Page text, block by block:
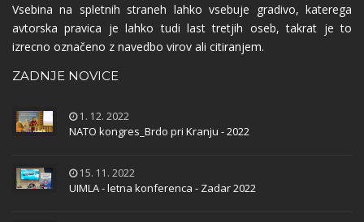
Vsebina na spletnih straneh lahko vsebuje gradivo, katerega
avtorska pravica je lahko tudi last tretjih oseb, takrat je to
izrecno označeno z navedbo virov ali citiranjem.
ZADNJE NOVICE
1. 12. 2022
NATO kongres_Brdo pri Kranju - 2022
15. 11. 2022
UIMLA - letna konferenca - Zadar 2022